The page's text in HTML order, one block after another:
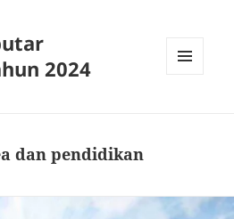
2024
dan pendidikan